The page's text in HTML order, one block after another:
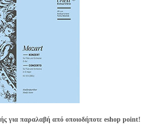
για παραλαβή από οποιοδήποτε eshop point!